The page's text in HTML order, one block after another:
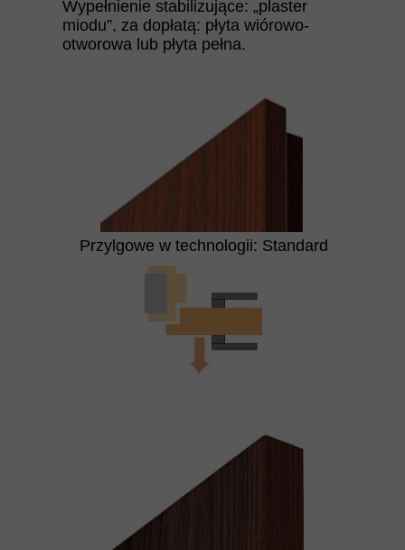
Wypełnienie stabilizujące: „plaster
miodu”, za dopłatą: płyta wiórowo-
otworowa lub płyta pełna.
Przylgowe w technologii: Standard